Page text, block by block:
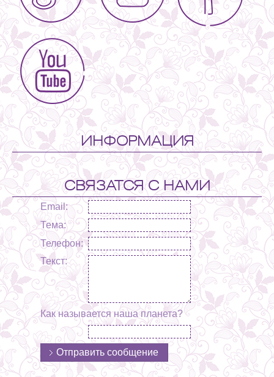
ИНФОРМАЦИЯ
СВЯЗАТСЯ С НАМИ
Email:
Тема:
Телефон:
Текст:
Как называется наша планета?